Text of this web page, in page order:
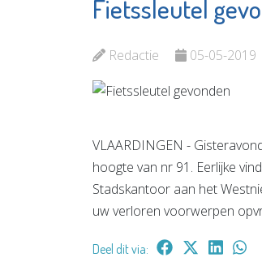
Fietssleutel
Redactie 05-05-2019
VLAARDINGEN -
hoogte van nr 91. Eerlijke
Stadskantoor aan het
uw verloren voorwerpen
Deel dit via:
Vlaardingen in
Bekijk de pagina